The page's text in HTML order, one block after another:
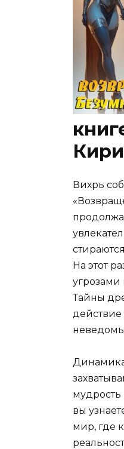
Вихрь
На этот
угрозами
Тайны
мудрость
вы
мир, где